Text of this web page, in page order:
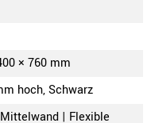
× 760 mm
hoch, Schwarz
| Flexible